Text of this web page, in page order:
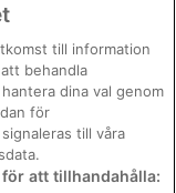
till information
behandla
dina val genom
för
till våra
att tillhandahålla: